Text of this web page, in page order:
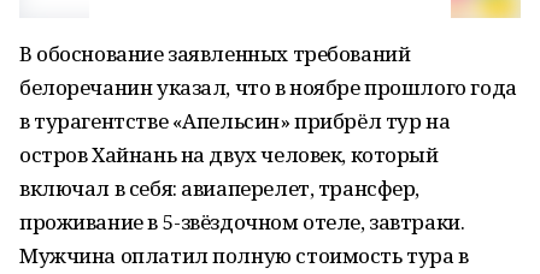
В обоснование заявленных требований
белоречанин указал, что в ноябре прошлого года
в турагентстве «Апельсин» прибрёл тур на
остров Хайнань на двух человек, который
включал в себя: авиаперелет, трансфер,
проживание в 5-звёздочном отеле, завтраки.
Мужчина оплатил полную стоимость тура в